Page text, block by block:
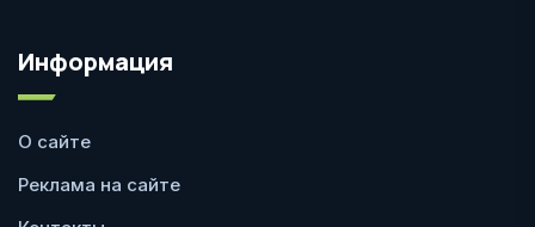
Информация
О сайте
Реклама на сайте